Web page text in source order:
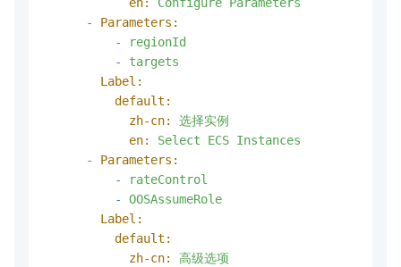
-
Parameters:
-
regionId
-
targets
Label:
default:
zh-cn:
选择实例
en:
Select ECS Instances
-
Parameters:
-
rateControl
-
OOSAssumeRole
Label:
default:
zh-cn:
高级选项